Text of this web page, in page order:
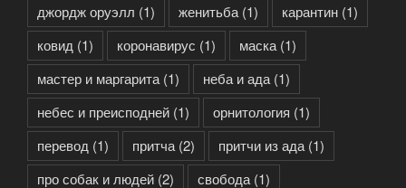
джордж оруэлл (1) женитьба (1) карантин (1)
ковид (1) коронавирус (1) маска (1)
мастер и маргарита (1) неба и ада (1)
небес и преисподней (1) орнитология (1)
перевод (1) притча (2) притчи из ада (1)
про собак и людей (2) свобода (1)